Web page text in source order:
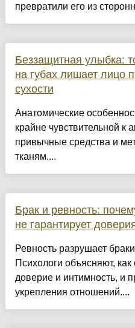
превратили его из
Беззащитная улыбка:
на губах лишает лицо
сухости
Анатомические
крайне чувствительной к
привычные средства и
тканям....
Брак и ревность:
не гарантирует
Ревность разрушает
Психологи объясняют,
доверие и интимность, и
укрепления отношений....